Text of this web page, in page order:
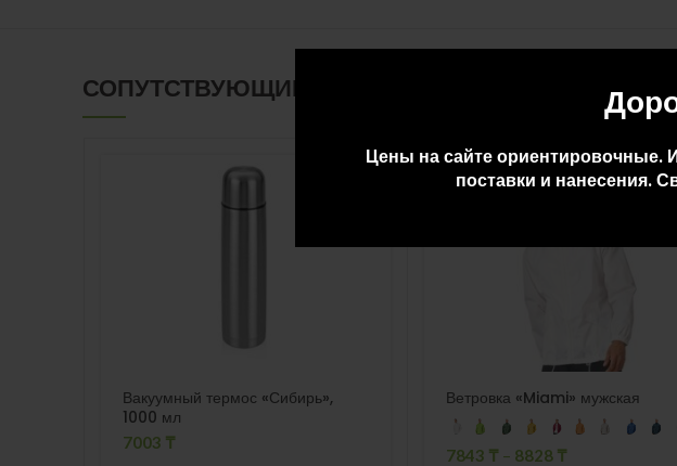
Цены на сайте ориентировочные.
поставки и нанесения.
СОПУТСТВУЮЩИЕ ТОВАРЫ
Вакуумный термос «Сибирь»,
1000 мл
7003 ₸
Ветровка «Miami» мужская
7843 ₸ – 8828 ₸